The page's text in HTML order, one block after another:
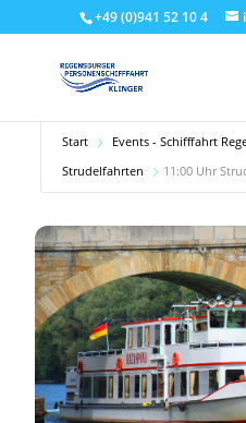
+49 (0)941 52 10 4
Start Events - Schifffahrt
Strudelfahrten
11:00 Uhr